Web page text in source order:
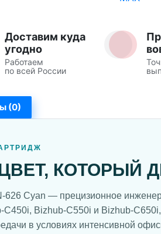
Доставим куда
угодно
Работаем
по всей России
(0)
КОТОРЫЙ
626 Cyan — прецизионное
C450i, Bizhub-C550i и Bizhub-
в условиях интенсивной